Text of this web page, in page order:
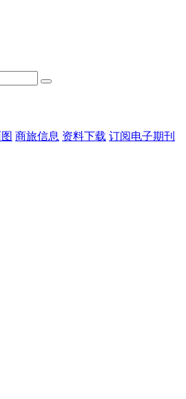
商旅信息 资料下载 订阅电子期刊